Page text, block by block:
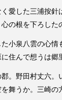
愛した三浦按針
の根を下ろした
小泉八雲の心情
住んで想うは郷
。野田村丈六。
舞うか。三崎の